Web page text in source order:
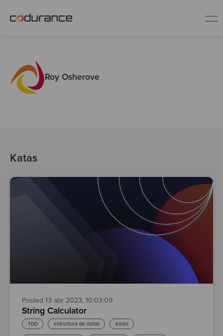
Clientes Roy Osherove
Katas
Posted 13 abr 2023, 10:03:09
String Calculator
TDD estructura de datos katas